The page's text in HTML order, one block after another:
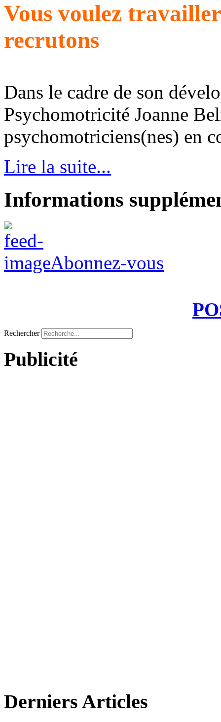
Vous voulez
recrutons
Dans le cadre de son
Psychomotricité Joanne
psychomotriciens(nes) en
Lire la suite...
Informations
Abonnez-vous
Rechercher
Publicité
Derniers Articles